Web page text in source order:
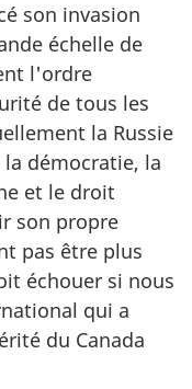
son invasion
échelle de
l'ordre
de tous les
la Russie
démocratie, la
et le droit
son propre
pas être plus
échouer si nous
qui a
du Canada